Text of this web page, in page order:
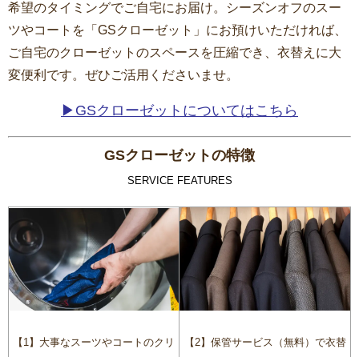
希望のタイミングでご自宅にお届け。シーズンオフのスー
ツやコートを「GSクローゼット」にお預けいただければ、
ご自宅のクローゼットのスペースを圧縮でき、衣替えに大
変便利です。ぜひご活用くださいませ。
▶GSクローゼットについてはこちら
GSクローゼットの特徴
SERVICE FEATURES
【1】大事なスーツやコートのクリ 【2】保管サービス（無料）で衣替